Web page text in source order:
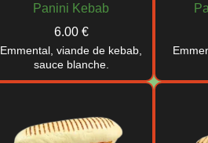
6.00 €
Panini Kebab
Emmental, viande de kebab,
sauce blanche.